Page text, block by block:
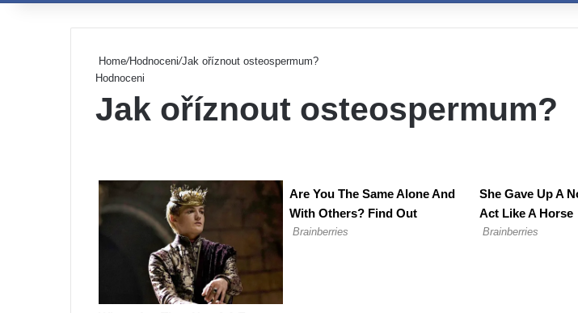
Home/Hodnoceni/Jak oříznout osteospermum?
Hodnoceni
Jak oříznout osteospermum?